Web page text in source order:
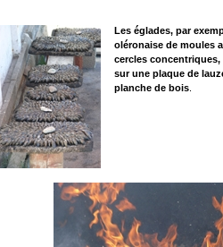
Les églades, par
oléronaise de moules
cercles
sur une plaque de
planche de bois